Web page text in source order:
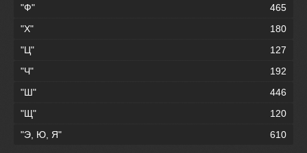
"Ф"
465
"Х"
180
"Ц"
127
"Ч"
192
"Ш"
446
"Щ"
120
"Э, Ю, Я"
610